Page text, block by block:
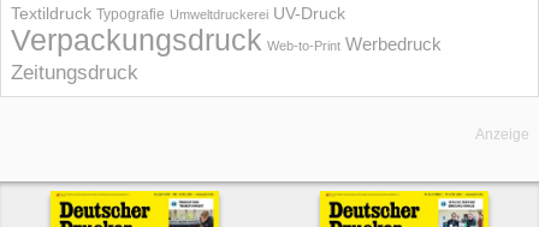
Textildruck Typografie Umweltdruckerei UV-Druck
Verpackungsdruck Web-to-Print Werbedruck
Zeitungsdruck
Anzeige